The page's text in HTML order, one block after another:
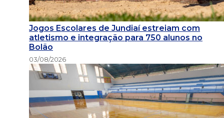
Jogos Escolares de Jundiaí estreiam com
atletismo e integração para 750 alunos no
Bolão
03/08/2026